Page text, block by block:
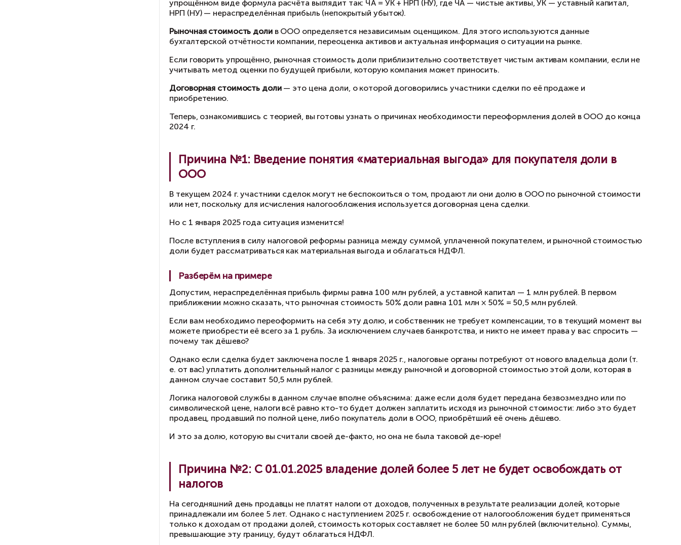
Давайте рассмотрим три ключевые причины, почему стоит поторопиться с осуществлением
2025 г., чтобы избежать лишних затрат в будущем.
Номинальная стоимость долизависит от размера уставного капитала. Например, если
тыс. рублей, а ваша доля равна 50%, то её номинальная стоимость будет составлять 5 тыс.
Как правило, действительная стоимость доли определяется по данным бухгалтерской
Правила расчёта чистых активов закреплены в Приказе Минфина России от 28.08.2014 N 84н
Рыночная стоимость долив ООО определяется независимым оценщиком. Для этого
бухгалтерской отчётности компании, переоценка активов и актуальная информация о
Если говорить упрощённо, рыночная стоимость доли приблизительно соответствует чистым
учитывать метод оценки по будущей прибыли, которую компания может приносить.
Договорная стоимость доли
приобретению.
2024 г.
Причина №1: Введение понятия «материальная выгода» для
ООО
В текущем 2024 г. участники сделок могут не беспокоиться о том, продают ли они долю в
или нет, поскольку для исчисления налогообложения используется договорная цена сделки.
Но с 1 января 2025 года ситуация изменится!
После вступления в силу налоговой реформы разница между суммой, уплаченной
доли будет рассматриваться как материальная выгода и облагаться НДФЛ.
Разберём на примере
Допустим, нераспределённая прибыль фирмы равна 100 млн рублей, а уставной капитал — 1